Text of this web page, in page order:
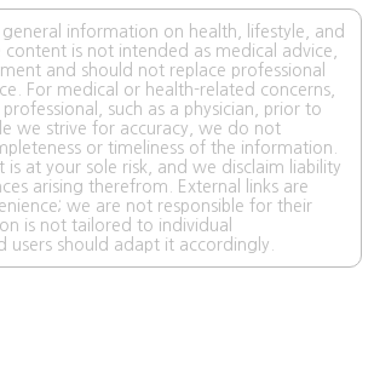
general information on health, lifestyle, and
content is not intended as medical advice,
and should not replace professional
For medical or health-related concerns,
such as a physician, prior to
we strive for accuracy, we do not
or timeliness of the information.
is at your sole risk, and we disclaim liability
arising therefrom. External links are
we are not responsible for their
is not tailored to individual
users should adapt it accordingly.